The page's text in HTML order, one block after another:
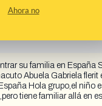
Ahora no
not yet been
su familia en España
Abuela Gabriela
Hola grupo,el niño
tiene familiar allá en